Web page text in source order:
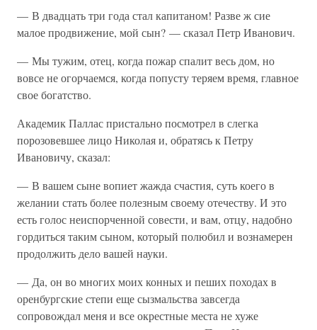
— В двадцать три года стал капитаном! Разве ж сие
малое продвижение, мой сын? — сказал Петр Иванович.
— Мы тужим, отец, когда пожар спалит весь дом, но
вовсе не огорчаемся, когда попусту теряем время, главное
свое богатство.
Академик Паллас пристально посмотрел в слегка
порозовевшее лицо Николая и, обратясь к Петру
Ивановичу, сказал:
— В вашем сыне вопиет жажда счастия, суть коего в
желании стать более полезным своему отечеству. И это
есть голос неиспорченной совести, и вам, отцу, надобно
гордиться таким сыном, который полюбил и вознамерен
продолжить дело вашей науки.
— Да, он во многих моих конных и пеших походах в
оренбургские степи еще сызмальства завсегда
сопровождал меня и все окрестные места не хуже